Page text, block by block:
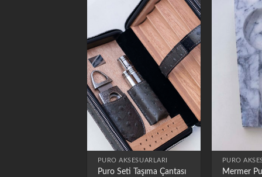
PURO AKSESUARLARI
Puro Seti Taşıma Çantası
PURO
Mermer